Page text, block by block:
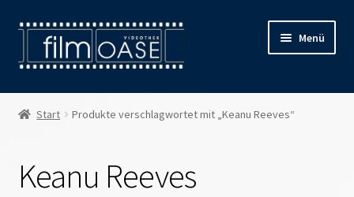
Zur
Navigation
springen
Zum
Inhalt
springen
Menü
Willkommen
Öffnungszeiten
Start Produkte verschlagwortet mit „Keanu Reeves“
Keanu Reeves